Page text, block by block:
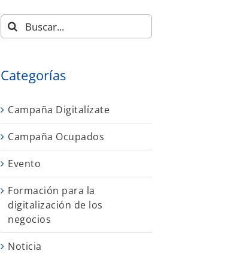
Buscar:
Categorías
Campaña Digitalízate
Campaña Ocupados
Evento
Formación para la
digitalización de los
negocios
Noticia